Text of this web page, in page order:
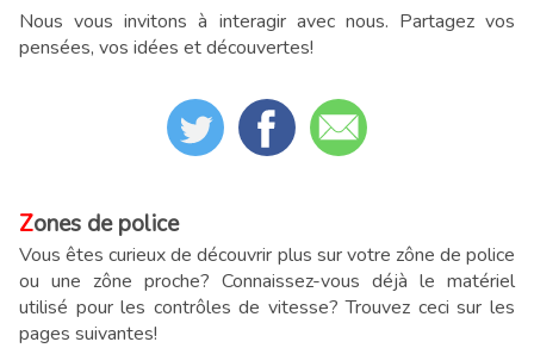
Nous vous invitons à interagir avec nous. Partagez vos
pensées, vos idées et découvertes!
Zones de police
Vous êtes curieux de découvrir plus sur votre zône de police
ou une zône proche? Connaissez-vous déjà le matériel
utilisé pour les contrôles de vitesse? Trouvez ceci sur les
pages suivantes!